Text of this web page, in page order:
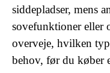
siddepladser, mens
sovefunktioner eller
overveje, hvilken
behov, før du køber